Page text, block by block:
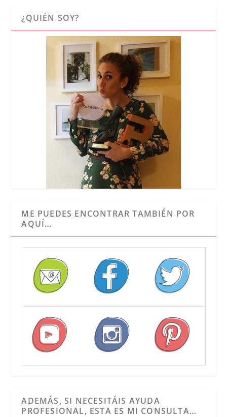
¿QUIÉN SOY?
ME PUEDES ENCONTRAR TAMBIÉN POR
AQUÍ…
ADEMÁS, SI NECESITÁIS AYUDA
PROFESIONAL, ESTA ES MI CONSULTA…